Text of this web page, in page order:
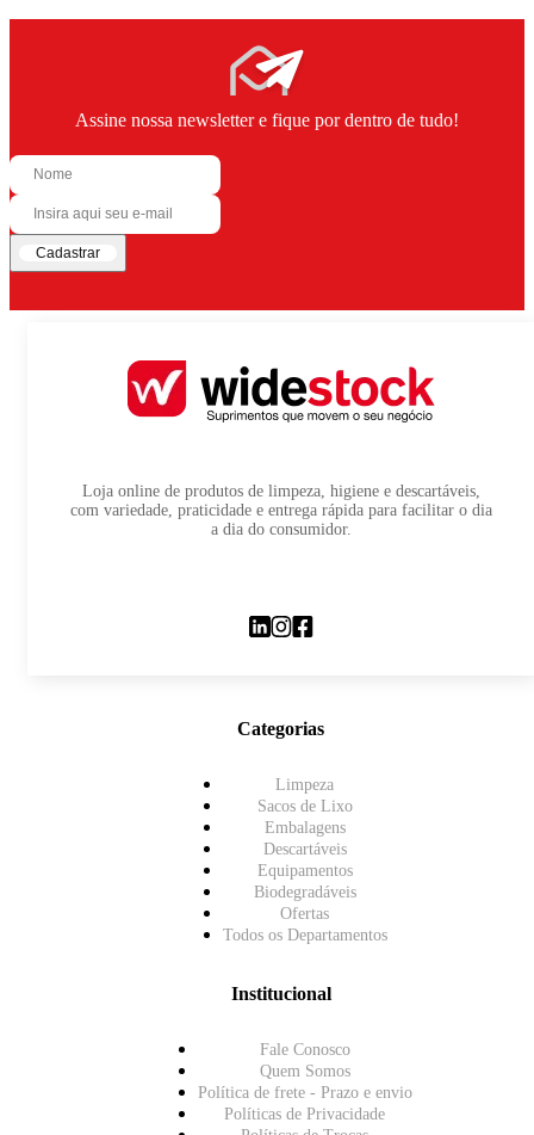
Assine nossa newsletter e fique por dentro de tudo!
Cadastrar
Loja online de produtos de limpeza, higiene e descartáveis,
com variedade, praticidade e entrega rápida para facilitar o dia
a dia do consumidor.
Categorias
Limpeza
Sacos de Lixo
Embalagens
Descartáveis
Equipamentos
Biodegradáveis
Ofertas
Todos os Departamentos
Institucional
Fale Conosco
Quem Somos
Política de frete - Prazo e envio
Políticas de Privacidade